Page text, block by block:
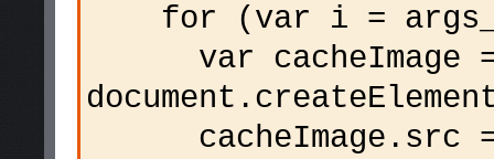
for (var i =
var cacheImage
cacheImage.src =